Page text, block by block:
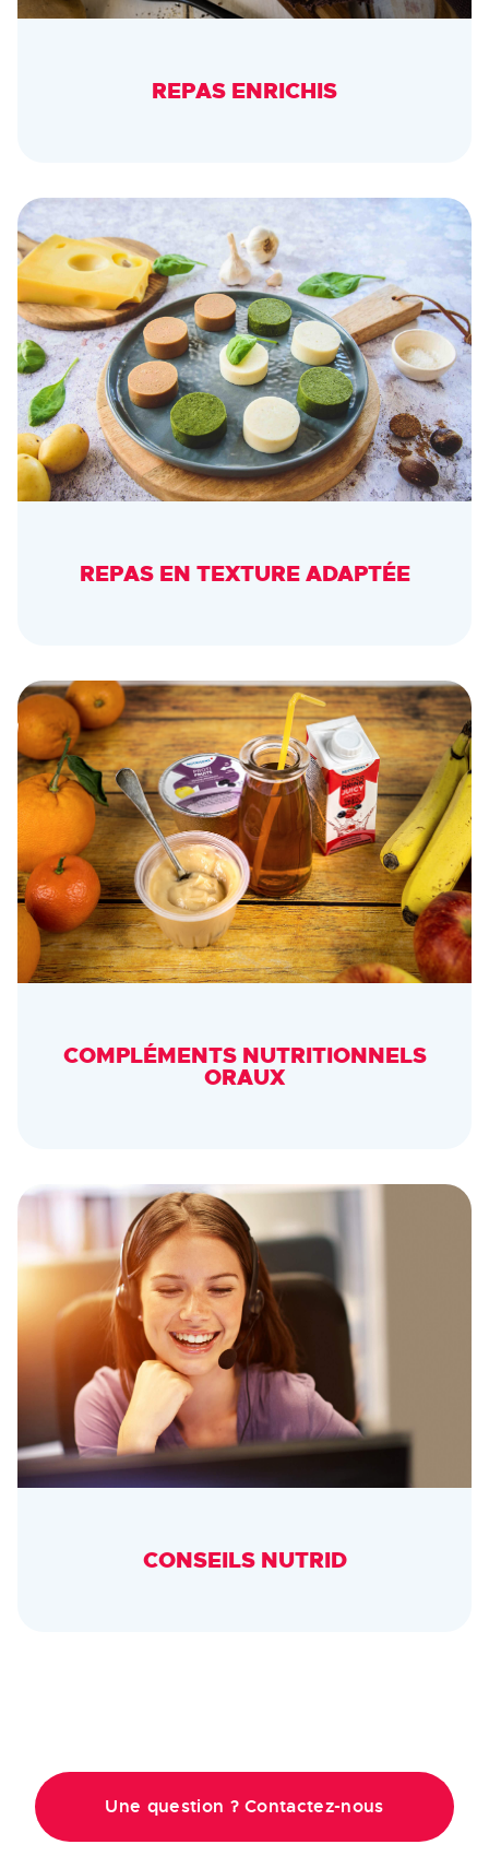
REPAS ENRICHIS
REPAS EN TEXTURE ADAPTÉE
COMPLÉMENTS NUTRITIONNELS
ORAUX
CONSEILS NUTRID
Une question ? Contactez-nous